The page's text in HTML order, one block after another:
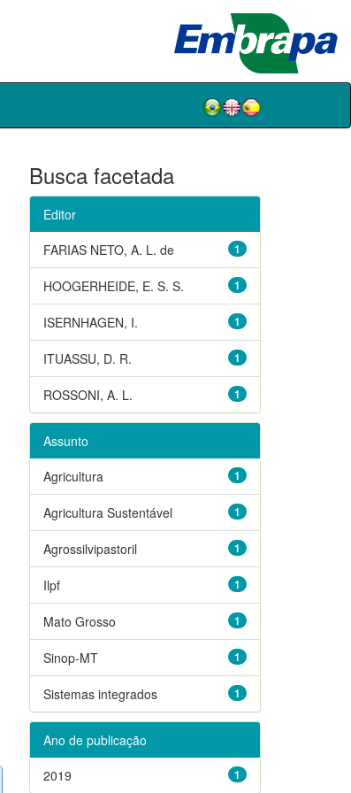
Busca facetada
Editor
1
FARIAS NETO, A. L. de
1
HOOGERHEIDE, E. S. S.
1
ISERNHAGEN, I.
1
ITUASSU, D. R.
1
ROSSONI, A. L.
Assunto
1
Agricultura
1
Agricultura Sustentável
1
Agrossilvipastoril
1
Ilpf
1
Mato Grosso
1
Sinop-MT
1
Sistemas integrados
Ano de publicação
1
2019